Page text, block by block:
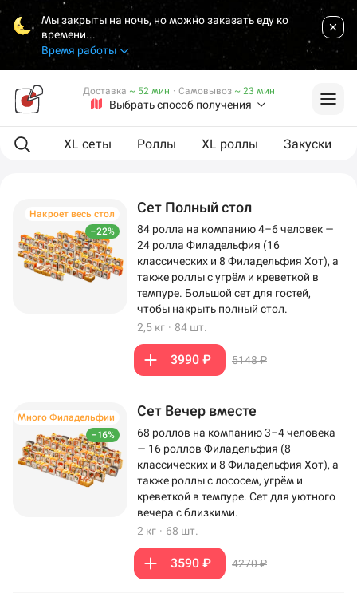
Мы закрыты на ночь, но можно заказать еду ко
времени...
Время работы
Выбрать способ получения
Доставка ~ 52 мин · Самовывоз ~ 23 мин
еда XL сеты Роллы XL роллы Закуски
–22%
Накроет весь стол Сет Полный стол
84 ролла на компанию 4–6 человек —
24 ролла Филадельфия (16
классических и 8 Филадельфия Хот), а
также роллы с угрём и креветкой в
темпуре. Большой сет для гостей,
чтобы накрыть полный стол.
2,5 кг · 84 шт.
3990 ₽ 5148 ₽
–16%
Много Филадельфии Сет Вечер вместе
68 роллов на компанию 3–4 человека
— 16 роллов Филадельфия (8
классических и 8 Филадельфия Хот), а
также роллы с лососем, угрём и
креветкой в темпуре. Сет для уютного
вечера с близкими.
2 кг · 68 шт.
3590 ₽ 4270 ₽